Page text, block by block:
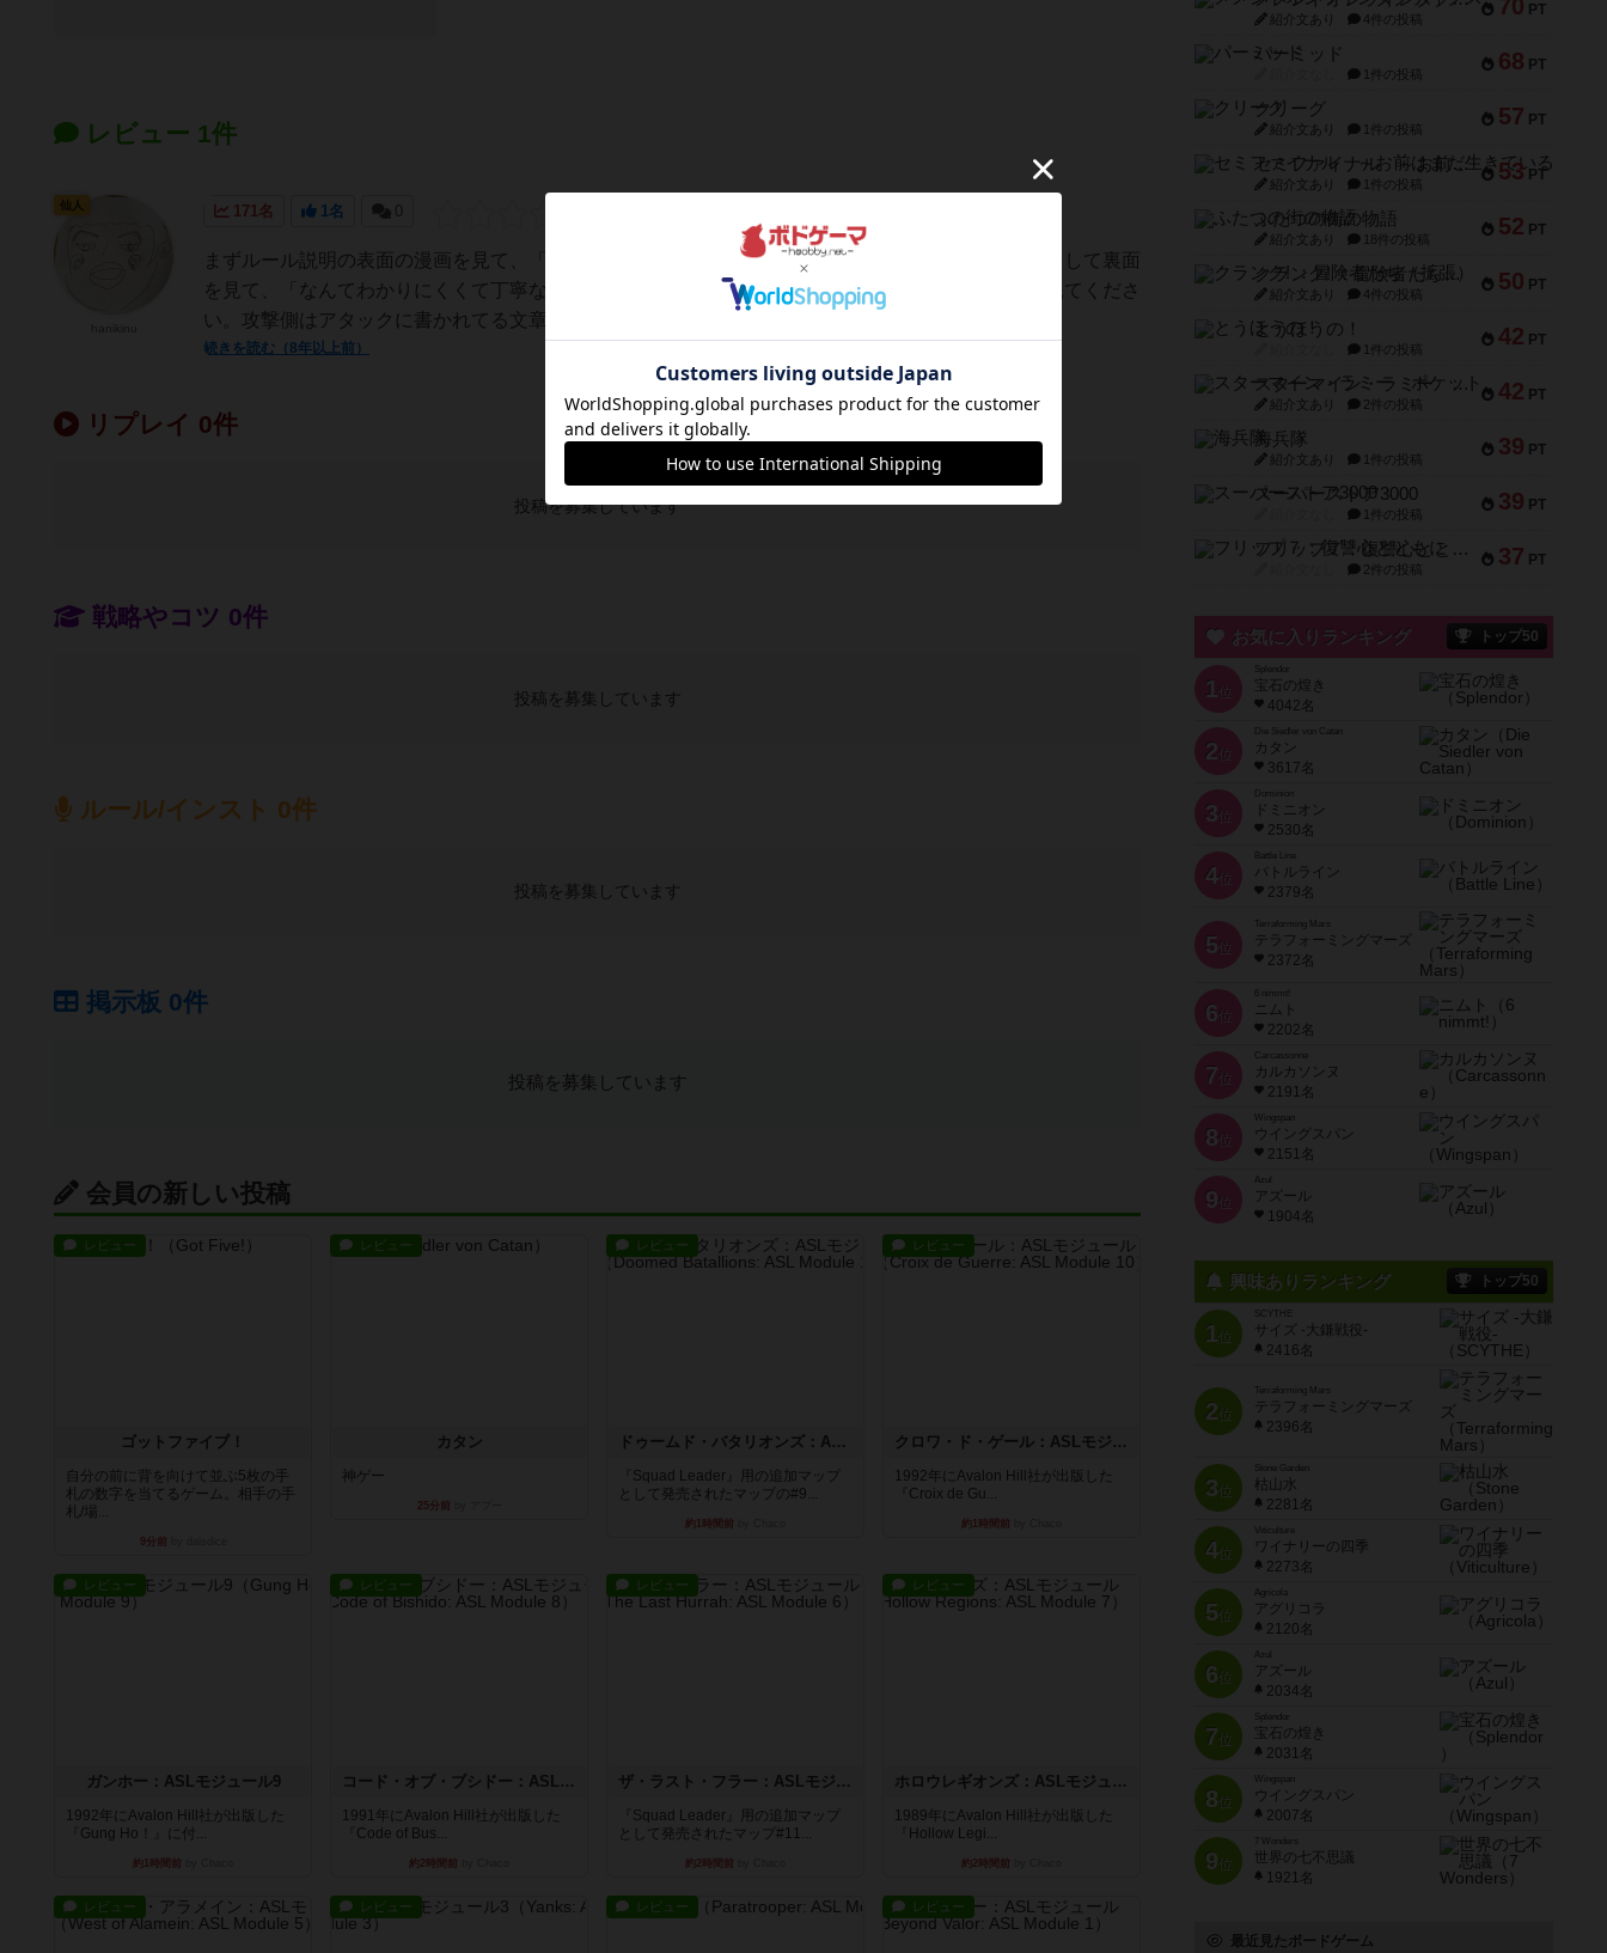
レビュー 1件
171名 1名 0
まずルール説明の表面の漫画を見て、「なんてわかりやすくて丁寧な説明書だ！」と思いました。そして裏面
を見て、「なんてわかりにくくて丁寧な説明書だ！」と思いました笑裏面は見ずにぜひ勘でやって見てくださ
い。攻撃側はアタックに書かれてる文章参照。防御側はサポートに書かれてる文章参照...
続きを読む（8年以上前）
仙人
リプレイ 0件
投稿を募集しています
戦略やコツ 0件
投稿を募集しています
ルール/インスト 0件
投稿を募集しています
掲示板 0件
投稿を募集しています
会員の新しい投稿
レビュー
ゴットファイブ！
自分の前に背を向けて並ぶ5枚の手
札の数字を当てるゲーム。相手の手
札/場...
9分前
レビュー
カタン
神ゲー
25分前
レビュー
ドゥームド・バタリオンズ：ASLモジュール11
『Squad Leader』用の追加マップ
として発売されたマップの#9...
約1時間前
レビュー
クロワ・ド・ゲール：ASLモジュール10
1992年にAvalon Hill社が出版した
『Croix de Gu...
約1時間前
レビュー
ガンホー：ASLモジュール9
1992年にAvalon Hill社が出版した
『Gung Ho！』に付...
約1時間前
レビュー
コード・オブ・ブシドー：ASLモジュール8
1991年にAvalon Hill社が出版した
『Code of Bus...
約2時間前
レビュー
ザ・ラスト・フラー：ASLモジュール6
『Squad Leader』用の追加マップ
として発売されたマップ#11...
約2時間前
レビュー
ホロウレギオンズ：ASLモジュール7
1989年にAvalon Hill社が出版した
『Hollow Legi...
約2時間前
レビュー レビュー レビュー レビュー
70 PT
紹介文あり 4件の投稿
68 PT
パーミッド
1件の投稿
57 PT
クリーグ
紹介文あり 1件の投稿
53 PT
セミファイナル ～お前はまだ生きている～
紹介文あり 1件の投稿
52 PT
ふたつの街の物語
紹介文あり 18件の投稿
50 PT
クランク! ：冒険者たち（拡張）
紹介文あり 4件の投稿
42 PT
とうほうの！
1件の投稿
42 PT
スターマイン・ラミー ポケット
紹介文あり 2件の投稿
39 PT
海兵隊
紹介文あり 1件の投稿
39 PT
スーパーストア3000
1件の投稿
37 PT
フリップ７：復讐心とともに
2件の投稿
お気に入りランキング トップ50
1 位
宝石の煌き
4042名
2 位
Die Siedler von Catan
カタン
3617名
3 位
ドミニオン
2530名
4位
Battle Line
バトルライン
2379名
5 位
Terraforming Mars
テラフォーミングマーズ
2372名
6 位
ニムト
2202名
7 位
Carcassonne
カルカソンヌ
2191名
8 位
Wingspan
ウイングスパン
2151名
9 位
Azul
アズール
1904名
興味ありランキング トップ50
1位
SCYTHE
サイズ -大鎌戦役-
2416名
2位
Terraforming Mars
テラフォーミングマーズ
2396名
3位
Stone Garden
枯山水
2281名
4位
Viticulture
ワイナリーの四季
2273名
5位
Agricola
アグリコラ
2120名
6位
Azul
アズール
2034名
7位
宝石の煌き
2031名
8位
Wingspan
ウイングスパン
2007名
9位
7 Wonders
世界の七不思議
1921名
最近見たボードゲーム